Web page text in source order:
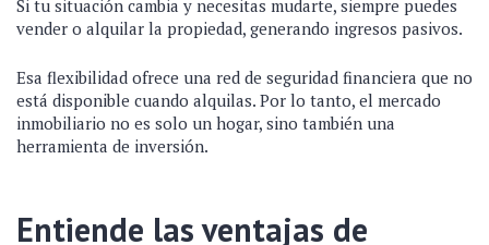
Si tu situación cambia y necesitas mudarte, siempre puedes
vender o alquilar la propiedad, generando ingresos pasivos.
Esa flexibilidad ofrece una red de seguridad financiera que no
está disponible cuando alquilas. Por lo tanto, el mercado
inmobiliario no es solo un hogar, sino también una
herramienta de inversión.
Entiende las ventajas de